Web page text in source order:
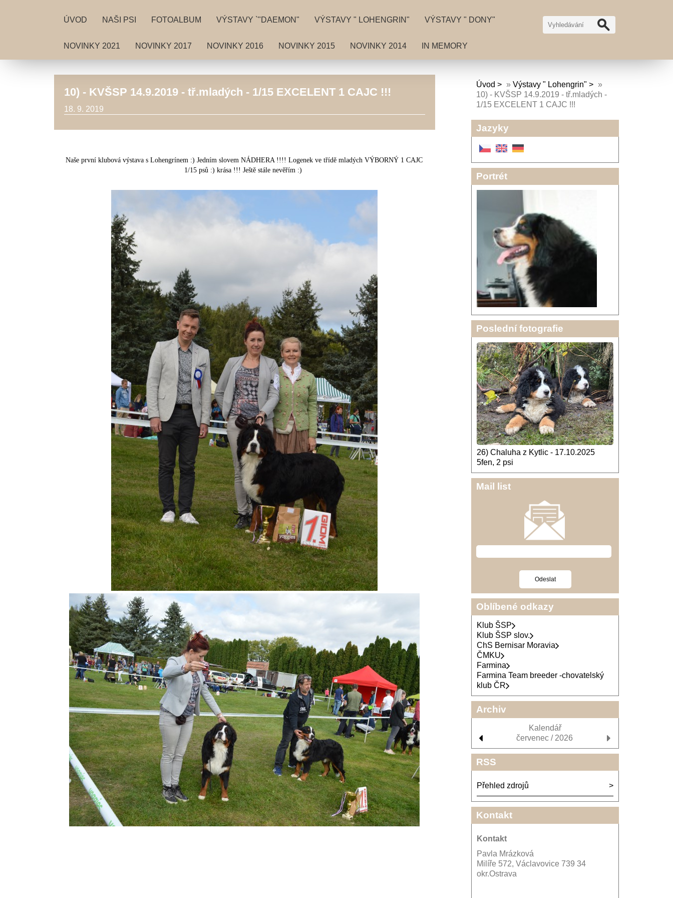
ÚVOD NAŠI PSI FOTOALBUM VÝSTAVY `"DAEMON" VÝSTAVY " LOHENGRIN" VÝSTAVY " DONY"
NOVINKY 2021 NOVINKY 2017 NOVINKY 2016 NOVINKY 2015 NOVINKY 2014 IN MEMORY
10) - KVŠSP 14.9.2019 - tř.mladých - 1/15 EXCELENT 1 CAJC !!!
18. 9. 2019
Naše první klubová výstava s Lohengrínem :) Jedním slovem NÁDHERA !!!! Logenek ve třídě mladých VÝBORNÝ 1 CAJC
1/15 psů :) krása !!! Ještě stále nevěřím :)
Úvod » Výstavy " Lohengrin"
»
10) - KVŠSP 14.9.2019 - tř.mladých -
1/15 EXCELENT 1 CAJC !!!
Jazyky
Portrét
Poslední fotografie
26) Chaluha z Kytlic - 17.10.2025
5fen, 2 psi
Mail list
Oblíbené odkazy
Klub ŠSP
Klub ŠSP slov.
ChS Bernisar Moravia
ČMKU
Farmina
Farmina Team breeder -chovatelský
klub ČR
Archiv
Kalendář
červenec / 2026
RSS
Přehled zdrojů
Kontakt
Kontakt
Pavla Mrázková
Milíře 572, Václavovice 739 34
okr.Ostrava